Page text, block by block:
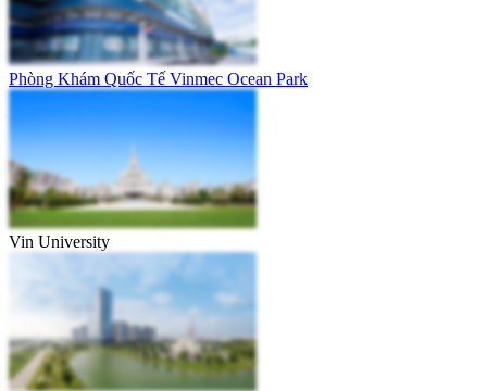
Phòng Khám Quốc Tế Vinmec Ocean Park
Vin University